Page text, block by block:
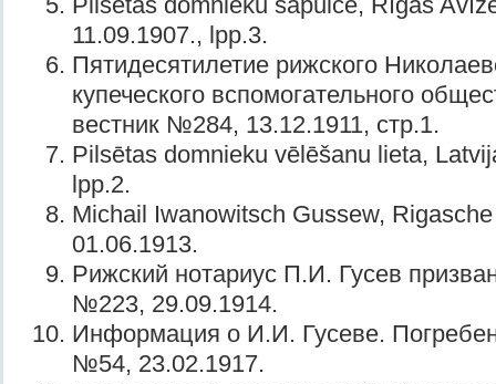
11.09.1907., lpp.3.
Пятидесятилетие рижского
купеческого вспомогательного
вестник №284, 13.12.1911, стр.1.
Pilsētas domnieku vēlēšanu lieta,
lpp.2.
Michail Iwanowitsch Gussew,
01.06.1913.
Рижский нотариус П.И. Гусев
№223, 29.09.1914.
Информация о И.И. Гусеве.
№54, 23.02.1917.